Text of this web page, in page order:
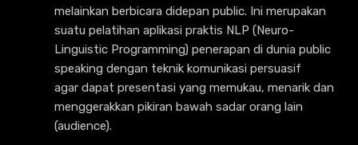
melainkan berbicara didepan public. Ini merupakan
suatu pelatihan aplikasi praktis NLP (Neuro-
Linguistic Programming) penerapan di dunia public
speaking dengan teknik komunikasi persuasif
agar dapat presentasi yang memukau, menarik dan
menggerakkan pikiran bawah sadar orang lain
(audience).